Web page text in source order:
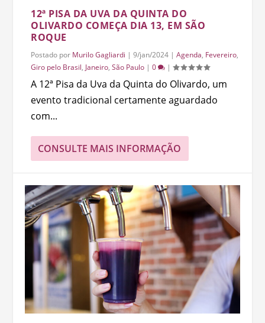
12ª PISA DA UVA DA QUINTA DO
OLIVARDO COMEÇA DIA 13, EM SÃO
ROQUE
Postado por Murilo Gagliardi |9/jan/2024 |Agenda, Fevereiro,
Giro pelo Brasil, Janeiro,São Paulo |0 |
A 12ª Pisa da Uva da Quinta do Olivardo, um
evento tradicional certamente aguardado
com...
CONSULTE MAIS INFORMAÇÃO